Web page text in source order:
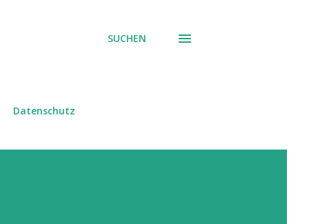
SUCHEN
Datenschutz